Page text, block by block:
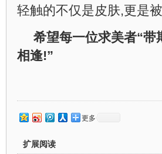
轻触的不仅是皮肤,更是
希望每一位求美者“带
相逢!”
更多
扩展阅读